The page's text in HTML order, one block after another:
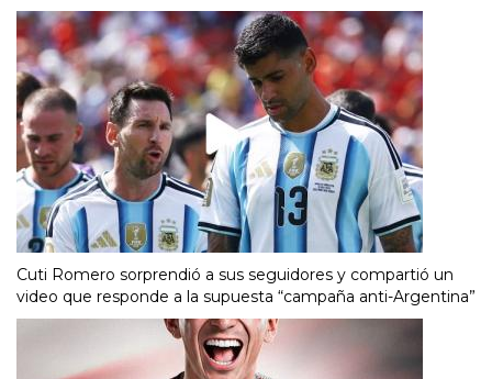
Cuti Romero sorprendió a sus seguidores y compartió un
video que responde a la supuesta “campaña anti-Argentina”